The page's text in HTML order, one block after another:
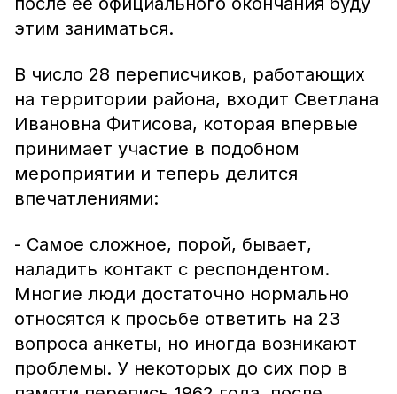
этим заниматься.
В число 28 переписчиков, работающих
на территории района, входит Светлана
Ивановна Фитисова, которая впервые
принимает участие в подобном
мероприятии и теперь делится
впечатлениями:
- Самое сложное, порой, бывает,
наладить контакт с респондентом.
Многие люди достаточно нормально
относятся к просьбе ответить на 23
вопроса анкеты, но иногда возникают
проблемы. У некоторых до сих пор в